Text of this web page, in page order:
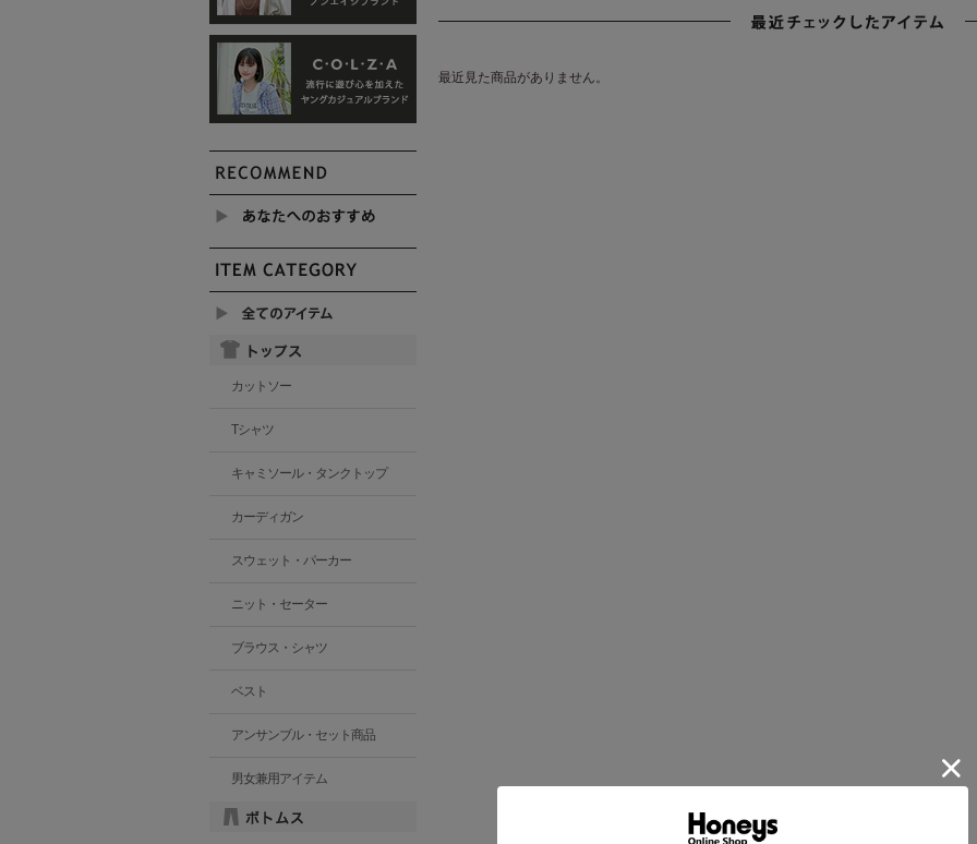
最近見た商品がありません。
カットソー
Tシャツ
キャミソール・タンクトップ
カーディガン
スウェット・パーカー
ニット・セーター
ブラウス・シャツ
ベスト
アンサンブル・セット商品
男女兼用アイテム